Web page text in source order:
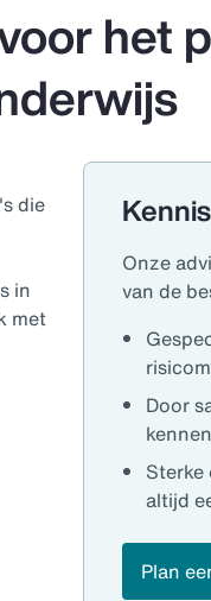
het
die
in
met
Onze
van de
Door
altijd
Plan